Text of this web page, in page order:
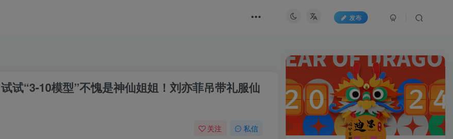
发布
试“3-10模型”不愧是神仙姐姐！刘亦菲吊带礼服仙
关注 私信